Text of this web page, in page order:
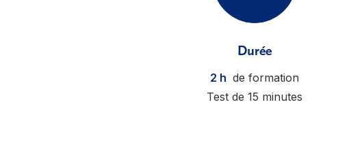
Durée
2 h de formation
Test de 15 minutes